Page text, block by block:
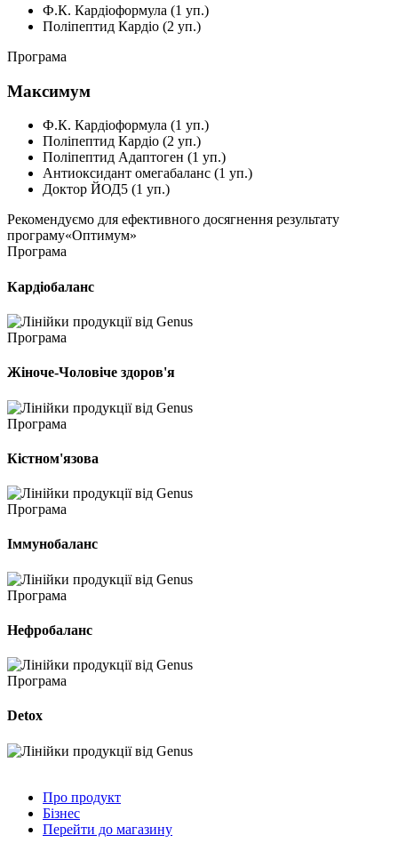
Ф.К. Кардіоформула (1 уп.)
Поліпептид Кардіо (2 уп.)
Програма
Максимум
Ф.К. Кардіоформула (1 уп.)
Поліпептид Кардіо (2 уп.)
Поліпептид Адаптоген (1 уп.)
Антиоксидант омегабаланс (1 уп.)
Доктор ЙОД5 (1 уп.)
Рекомендуємо для ефективного досягнення результату
програму«Оптимум»
Програма
Кардіобаланс
Програма
Жіноче-Чоловіче здоров'я
Програма
Кістном'язова
Програма
Іммунобаланс
Програма
Нефробаланс
Програма
Detox
Про продукт
Бізнес
Перейти до магазину